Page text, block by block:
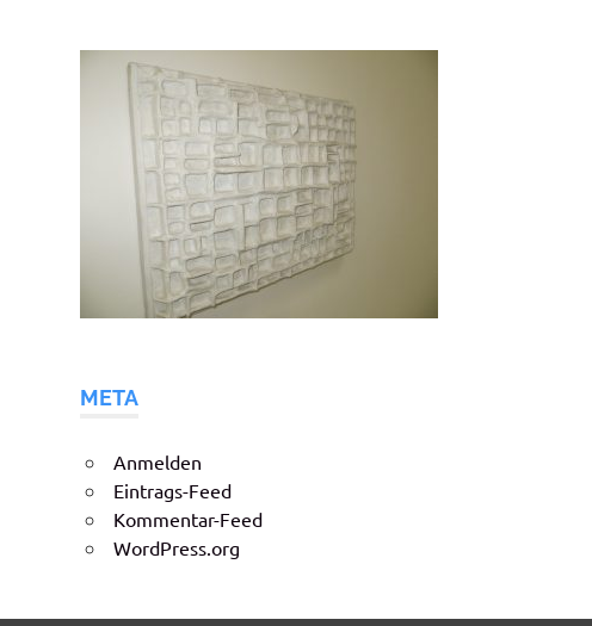
META
Anmelden
Eintrags-Feed
Kommentar-Feed
WordPress.org